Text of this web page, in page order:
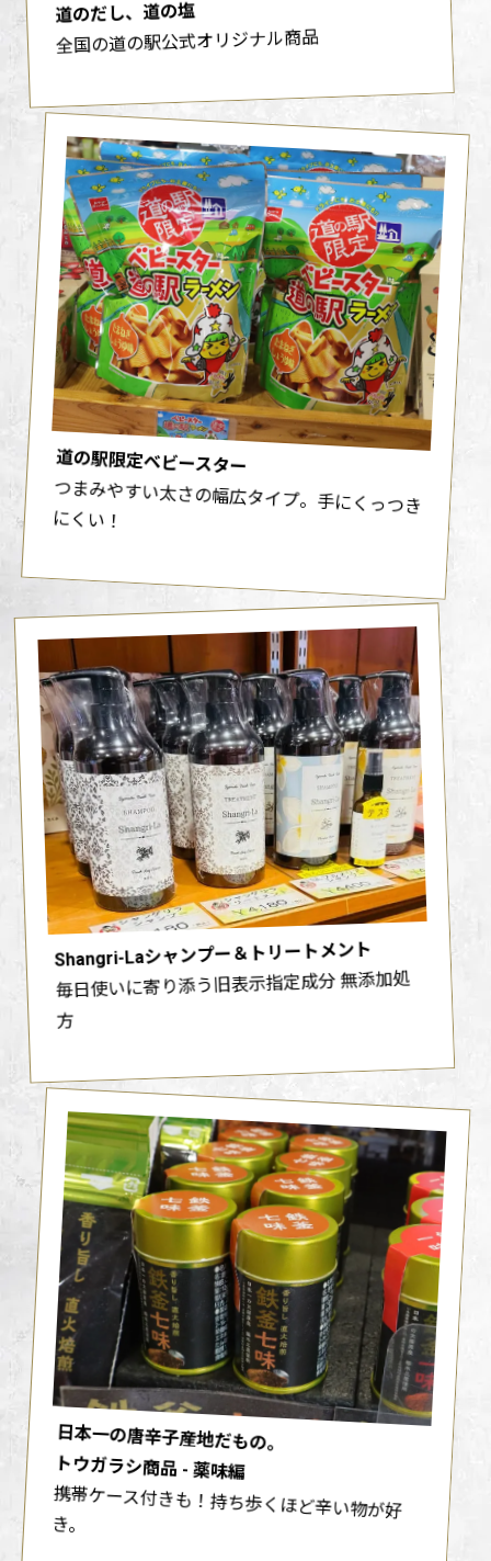
道のだし、道の塩
全国の道の駅公式オリジナル商品
道の駅限定ベビースター
つまみやすい太さの幅広タイプ。手にくっつき
にくい！
Shangri-Laシャンプー＆トリートメント
毎日使いに寄り添う旧表示指定成分 無添加処
方
日本一の唐辛子産地だもの。
トウガラシ商品 - 薬味編
携帯ケース付きも！持ち歩くほど辛い物が好
き。